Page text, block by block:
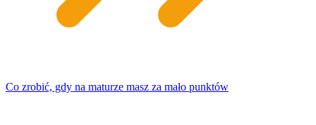
Co zrobić, gdy na maturze masz za mało punktów